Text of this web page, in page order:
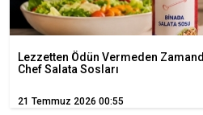
Lezzetten Ödün Vermeden
Chef Salata Sosları
21 Temmuz 2026 00:55